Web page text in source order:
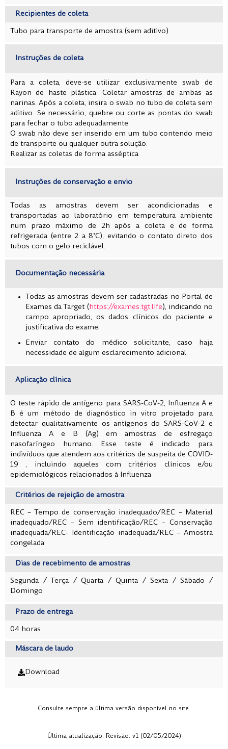
Recipientes de coleta
Tubo para transporte de amostra (sem aditivo)
Instruções de coleta
Para a coleta, deve-se utilizar exclusivamente swab de
Rayon de haste plástica. Coletar amostras de ambas as
narinas. Após a coleta, insira o swab no tubo de coleta sem
aditivo. Se necessário, quebre ou corte as pontas do swab
para fechar o tubo adequadamente.
O swab não deve ser inserido em um tubo contendo meio
de transporte ou qualquer outra solução.
Realizar as coletas de forma asséptica
Instruções de conservação e envio
Todas as amostras devem ser acondicionadas e
transportadas ao laboratório em temperatura ambiente
num prazo máximo de 2h após a coleta e de forma
refrigerada (entre 2 a 8°C), evitando o contato direto dos
tubos com o gelo reciclável.
Documentação necessária
Todas as amostras devem ser cadastradas no Portal de
Exames da Target (https://exames.tgt.life), indicando no
campo apropriado, os dados clínicos do paciente e
justificativa do exame;
Enviar contato do médico solicitante, caso haja
necessidade de algum esclarecimento adicional.
Aplicação clínica
O teste rápido de antígeno para SARS-CoV-2, Influenza A e
B é um método de diagnóstico in vitro projetado para
detectar qualitativamente os antígenos do SARS-CoV-2 e
Influenza A e B (Ag) em amostras de esfregaço
nasofaríngeo humano. Esse teste é indicado para
indivíduos que atendem aos critérios de suspeita de COVID-
19 , incluindo aqueles com critérios clínicos e/ou
epidemiológicos relacionados à Influenza
Critérios de rejeição de amostra
REC – Tempo de conservação inadequado/REC – Material
inadequado/REC – Sem identificação/REC – Conservação
inadequada/REC- Identificação inadequada/REC – Amostra
congelada
Dias de recebimento de amostras
Segunda / Terça / Quarta / Quinta / Sexta / Sábado /
Domingo
Prazo de entrega
04 horas
Máscara de laudo
Download
Consulte sempre a última versão disponível no site.
Última atualização: Revisão: v1 (02/05/2024)